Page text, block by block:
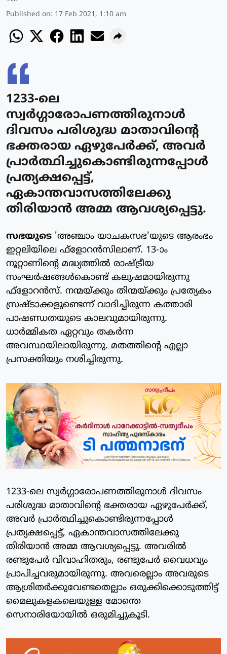
Published on: 17 Feb 2021, 1:10 am
1233-ലെ
സ്വര്‍ഗ്ഗാരോപണത്തിരുനാള്‍
ദിവസം പരിശുദ്ധ മാതാവിന്റെ
ഭക്തരായ ഏഴുപേര്‍ക്ക്, അവര്‍
പ്രാര്‍ത്ഥിച്ചുകൊണ്ടിരുന്നപ്പോള്‍
പ്രത്യക്ഷപ്പെട്ട്,
ഏകാന്തവാസത്തിലേക്കു
തിരിയാന്‍ അമ്മ ആവശ്യപ്പെട്ടു.
സഭയുടെ 'അഞ്ചാം യാചകസഭ'യുടെ ആരംഭം
ഇറ്റലിയിലെ ഫ്‌ളോറന്‍സിലാണ്. 13-ാം
നൂറ്റാണിന്റെ മദ്ധ്യത്തില്‍ രാഷ്ട്രീയ
സംഘര്‍ഷങ്ങള്‍കൊണ്ട് കലുഷമായിരുന്നു
ഫ്‌ളോറന്‍സ്. നന്മയ്ക്കും തിന്മയ്ക്കും പ്രത്യേകം
സ്രഷ്ടാക്കളുണ്ടെന്ന് വാദിച്ചിരുന്ന കത്താരി
പാഷണ്ഡതയുടെ കാലവുമായിരുന്നു.
ധാര്‍മ്മികത ഏറ്റവും തകര്‍ന്ന
അവസ്ഥയിലായിരുന്നു. മതത്തിന്റെ എല്ലാ
പ്രസക്തിയും നശിച്ചിരുന്നു.
1233-ലെ സ്വര്‍ഗ്ഗാരോപണത്തിരുനാള്‍ ദിവസം
പരിശുദ്ധ മാതാവിന്റെ ഭക്തരായ ഏഴുപേര്‍ക്ക്,
അവര്‍ പ്രാര്‍ത്ഥിച്ചുകൊണ്ടിരുന്നപ്പോള്‍
പ്രത്യക്ഷപ്പെട്ട്, ഏകാന്തവാസത്തിലേക്കു
തിരിയാന്‍ അമ്മ ആവശ്യപ്പെട്ടു. അവരില്‍
രണ്ടുപേര്‍ വിവാഹിതരും, രണ്ടുപേര്‍ വൈധവ്യം
പ്രാപിച്ചവരുമായിരുന്നു. അവരെല്ലാം അവരുടെ
ആശ്രിതര്‍ക്കുവേണ്ടതെല്ലാം ഒരുക്കിക്കൊടുത്തിട്ട്
മൈലുകളകലെയുള്ള മോന്തെ
സെനാരിയോയില്‍ ഒരുമിച്ചുകൂടി.